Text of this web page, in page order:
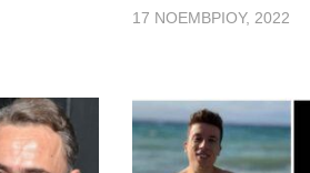
17 ΝΟΕΜΒΡΊΟΥ, 2022